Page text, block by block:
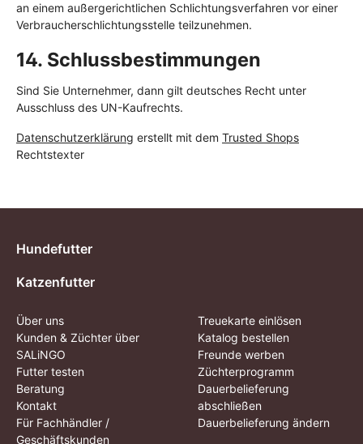
an einem außergerichtlichen Schlichtungsverfahren vor einer
Verbraucherschlichtungsstelle teilzunehmen.
14. Schlussbestimmungen​​​​​​​
Sind Sie Unternehmer, dann gilt deutsches Recht unter
Ausschluss des UN-Kaufrechts.
Datenschutzerklärung erstellt mit dem Trusted Shops
Rechtstexter
Hundefutter
Katzenfutter
Über uns
Kunden & Züchter über
SALiNGO
Futter testen
Beratung
Kontakt
Für Fachhändler /
Geschäftskunden
Treuekarte einlösen
Katalog bestellen
Freunde werben
Züchterprogramm
Dauerbelieferung
abschließen
Dauerbelieferung ändern